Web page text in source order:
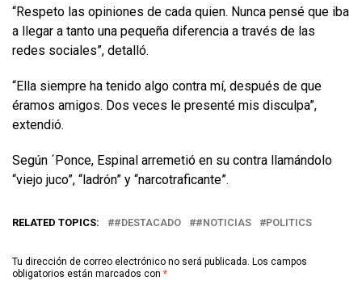
“Respeto las opiniones de cada quien. Nunca pensé que iba
a llegar a tanto una pequeña diferencia a través de las
redes sociales”, detalló.
“Ella siempre ha tenido algo contra mí, después de que
éramos amigos. Dos veces le presenté mis disculpa”,
extendió.
Según ´Ponce, Espinal arremetió en su contra llamándolo
“viejo juco”, “ladrón” y “narcotraficante”.
RELATED TOPICS: #DESTACADO #NOTICIAS POLITICS
Tu dirección de correo electrónico no será publicada. Los campos
obligatorios están marcados con *